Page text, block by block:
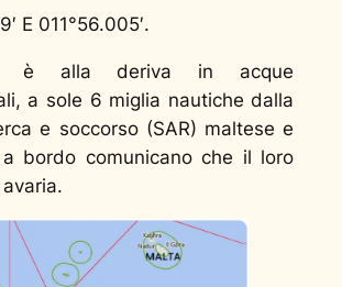
E 011°56.005′.
è alla deriva in acque
a sole 6 miglia nautiche dalla
e soccorso (SAR) maltese e
bordo comunicano che il loro